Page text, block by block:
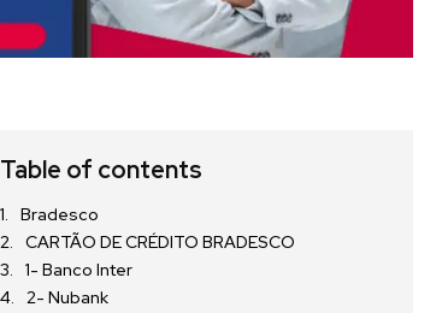
Table of contents
Bradesco
CARTÃO DE CRÉDITO BRADESCO
1- Banco Inter
2- Nubank